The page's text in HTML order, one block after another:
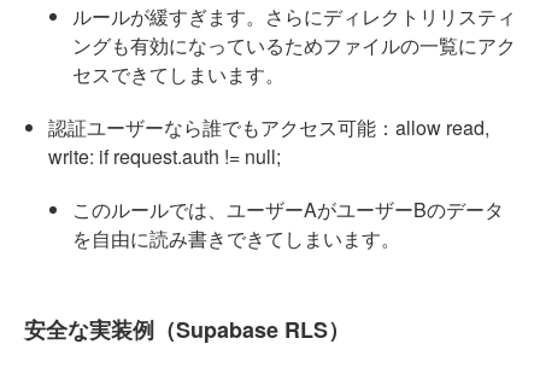
ルールが緩すぎます。さらにディレクトリリスティ
ングも有効になっているためファイルの一覧にアク
セスできてしまいます。
認証ユーザーなら誰でもアクセス可能：allow read,
write: if request.auth != null;
このルールでは、ユーザーAがユーザーBのデータ
を自由に読み書きできてしまいます。
安全な実装例（Supabase RLS）